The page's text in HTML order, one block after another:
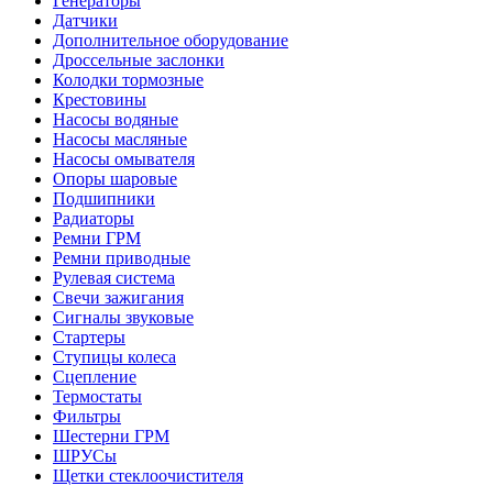
Датчики
Дополнительное оборудование
Дроссельные заслонки
Колодки тормозные
Крестовины
Насосы водяные
Насосы масляные
Насосы омывателя
Опоры шаровые
Подшипники
Радиаторы
Ремни ГРМ
Ремни приводные
Рулевая система
Свечи зажигания
Сигналы звуковые
Стартеры
Ступицы колеса
Сцепление
Термостаты
Фильтры
Шестерни ГРМ
ШРУСы
Щетки стеклоочистителя